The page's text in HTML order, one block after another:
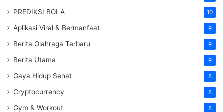
PREDIKSI BOLA 10
Aplikasi Viral & Bermanfaat 9
Berita Olahraga Terbaru 9
Berita Utama 9
Gaya Hidup Sehat 8
Cryptocurrency 8
Gym & Workout 8